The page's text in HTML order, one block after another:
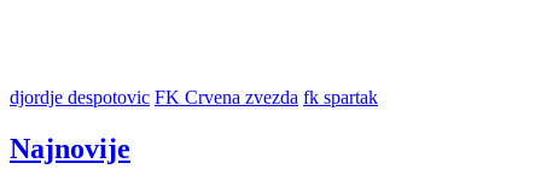
djordje despotovic FK Crvena zvezda fk spartak
Najnovije